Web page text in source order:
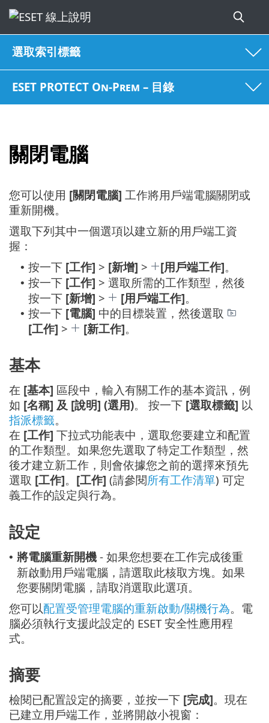
選取索引標籤
ESET PROTECT On-Prem – 目錄
關閉電腦
您可以使用 [關閉電腦] 工作將用戶端電腦關閉或
重新開機。
選取下列其中一個選項以建立新的用戶端工資
握：
• 按一下 [工作] > [新增] > [用戶端工作]。
• 按一下 [工作] > 選取所需的工作類型，然後
按一下 [新增] > [用戶端工作]。
• 按一下 [電腦] 中的目標裝置，然後選取
[工作] > [新工作]。
基本
在 [基本] 區段中，輸入有關工作的基本資訊，例
如 [名稱] 及 [說明] (選用)。 按一下 [選取標籤] 以
指派標籤。
在 [工作] 下拉式功能表中，選取您要建立和配置
的工作類型。如果您先選取了特定工作類型，然
後才建立新工作，則會依據您之前的選擇來預先
選取 [工作]。 [工作] (請參閱所有工作清單) 可定
義工作的設定與行為。
設定
• 將電腦重新開機 - 如果您想要在工作完成後重
新啟動用戶端電腦，請選取此核取方塊。如果
您要關閉電腦，請取消選取此選項。
您可以配置受管理電腦的重新啟動/關機行為。電
腦必須執行支援此設定的 ESET 安全性應用程
式。
摘要
檢閱已配置設定的摘要，並按一下 [完成]。現在
已建立用戶端工作，並將開啟小視窗：